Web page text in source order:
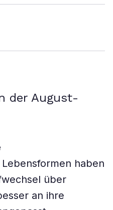
der August-
haben
über
an ihre